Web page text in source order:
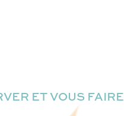
ET VOUS FAIRE